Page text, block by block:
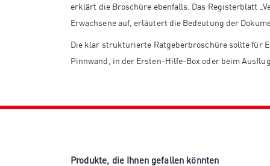
erklärt die Broschüre ebenfalls. Das Registerblatt
Erwachsene auf, erläutert die Bedeutung der
Die klar strukturierte Ratgeberbroschüre sollte für
Pinnwand, in der Ersten-Hilfe-Box oder beim Ausflug.
Produkte, die Ihnen gefallen könnten